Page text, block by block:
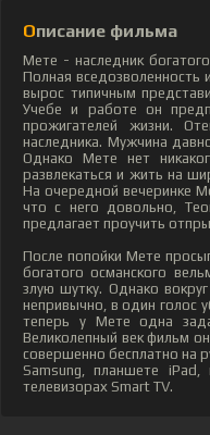
Описание фильма
Мете - наследник
Полная вседозволенность
вырос типичным
Учебе и работе он
прожигателей жизни.
наследника. Мужчина
Однако Мете нет
развлекаться и жить на
На очередной вечеринке
что с него довольно,
предлагает проучить
После попойки Мете
богатого османского
злую шутку. Однако
непривычно, в один голос
теперь у Мете одна
Великолепный век фильм
совершенно бесплатно на
Samsung, планшете
телевизорах Smart TV.